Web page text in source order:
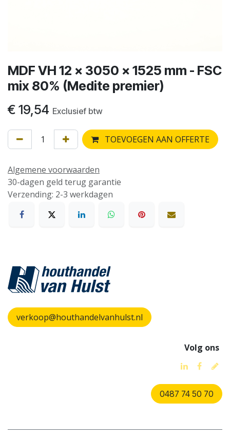
MDF VH 12 x 3050 x 1525 mm - FSC
mix 80% (Medite premier)
€ 19,54 Exclusief btw
TOEVOEGEN AAN OFFERTE
Algemene voorwaarden
30-dagen geld terug garantie
Verzending: 2-3 werkdagen
verkoop@houthandelvanhulst.nl
Volg ons
0487 74 50 70